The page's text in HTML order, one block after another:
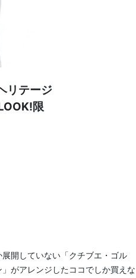
リテージ
限
展開していない「クチブエ・ゴル
がアレンジしたココでしか買えな